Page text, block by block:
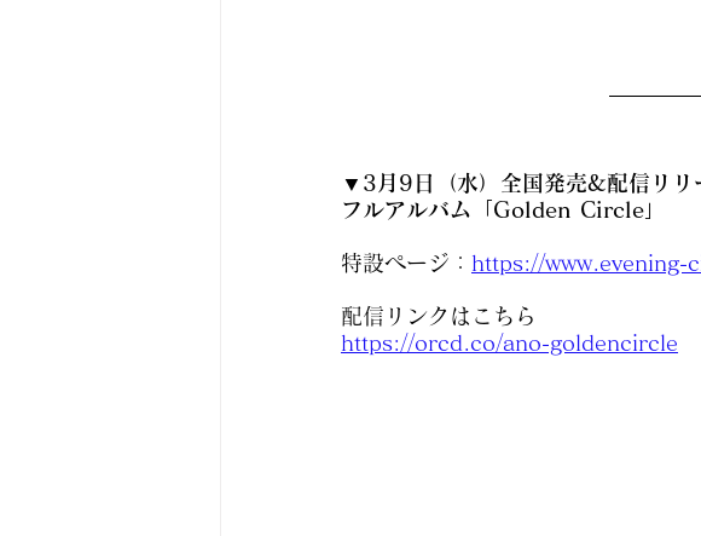
▼3月9日（水）全国発売&配信リリ
フルアルバム「Golden Circle」
特設ページ： https://www.evening-
配信リンクはこちら
https://orcd.co/ano-goldencircle